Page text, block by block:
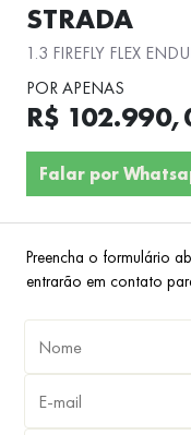
STRADA
1.3 FIREFLY FLEX
POR APENAS
R$
Falar por
Preencha o formulário
entrarão em contato